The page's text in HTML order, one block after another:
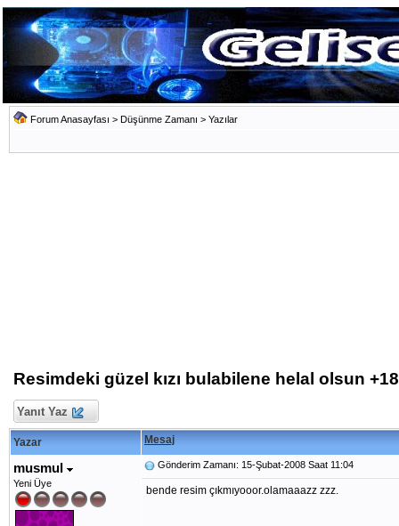
Forum Anasayfası > Düşünme Zamanı > Yazılar
Resimdeki güzel kızı bulabilene helal olsun +18
Yanıt Yaz
Yazar Mesaj
musmul
Yeni Üye
Gönderim Zamanı: 15-Şubat-2008 Saat 11:04
bende resim çıkmıyooor.olamaaazz zzz.